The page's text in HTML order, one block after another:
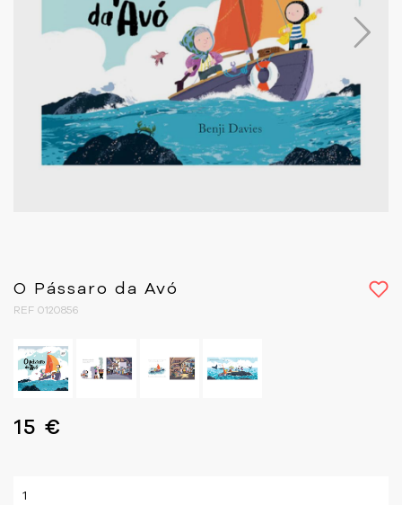
O Pássaro da Avó
REF 0120856
15 €